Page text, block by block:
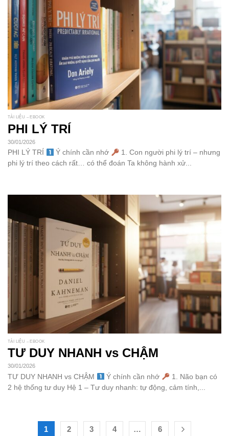
TÀI LIỆU – EBOOK
PHI LÝ TRÍ
30/01/2026
PHI LÝ TRÍ Ý chính cần nhớ
1. Con người phi lý trí – nhưng
phi lý trí theo cách rất… có thể đoán Ta không hành xử...
TÀI LIỆU – EBOOK
TƯ DUY NHANH vs CHẬM
30/01/2026
TƯ DUY NHANH vs CHẬM Ý chính cần nhớ
1. Não bạn có
2 hệ thống tư duy Hệ 1 – Tư duy nhanh: tự động, cảm tính,...
1 2 3 4 … 6